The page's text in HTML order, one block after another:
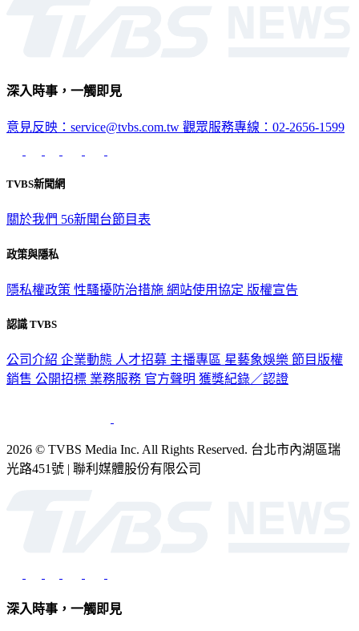
深入時事，一觸即見
意見反映：service@tvbs.com.tw 觀眾服務專線：02-2656-1599
TVBS新聞網
關於我們 56新聞台節目表
政策與隱私
隱私權政策 性騷擾防治措施 網站使用協定 版權宣告
認識 TVBS
公司介紹 企業動態 人才招募 主播專區 星藝象娛樂 節目版權
銷售 公開招標 業務服務 官方聲明 獲獎紀錄／認證
2026 © TVBS Media Inc. All Rights Reserved. 台北市內湖區瑞
光路451號 | 聯利媒體股份有限公司
深入時事，一觸即見